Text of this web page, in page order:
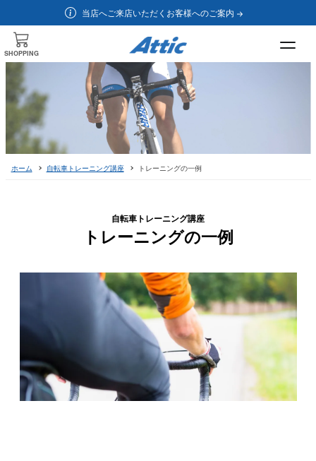
当店へご来店いただくお客様へのご案内
SHOPPING
ホーム 自転車トレーニング講座 トレーニングの一例
自転車トレーニング講座
トレーニングの一例